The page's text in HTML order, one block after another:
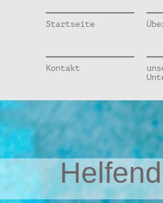
Startseite
Kontakt